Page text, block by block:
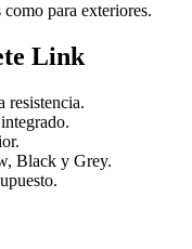
para exteriores.
Link
resistencia.
Black y Grey.